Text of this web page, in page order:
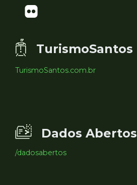
TurismoSantos
TurismoSantos.com.br
Dados Abertos
/dadosabertos